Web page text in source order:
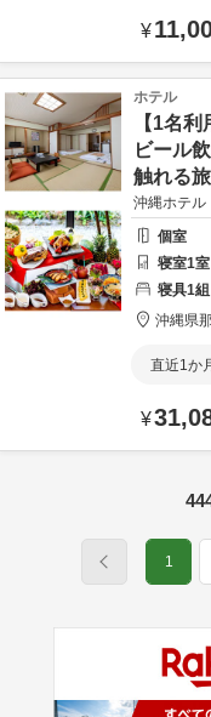
¥
ホテル
【1名
ビール
触れる旅
沖縄ホテル
個室
寝室1室
寝具1組
沖縄県
直近1か
¥
1